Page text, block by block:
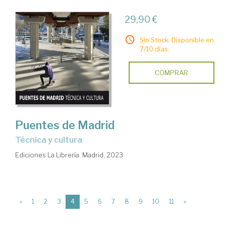
29,90 €
Sin Stock. Disponible en
7/10 días.
COMPRAR
Puentes de Madrid
técnica y cultura
Ediciones La Librería. Madrid, 2023
« 1 2 3 4(current)
5 6 7 8 9 10 11 »